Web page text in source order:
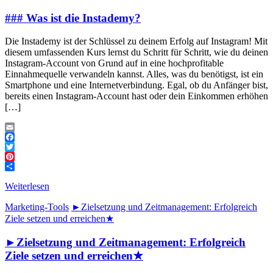
### Was ist die Instademy?
Die Instademy ist der Schlüssel zu deinem Erfolg auf Instagram! Mit
diesem umfassenden Kurs lernst du Schritt für Schritt, wie du deinen
Instagram-Account von Grund auf in eine hochprofitable
Einnahmequelle verwandeln kannst. Alles, was du benötigst, ist ein
Smartphone und eine Internetverbindung. Egal, ob du Anfänger bist,
bereits einen Instagram-Account hast oder dein Einkommen erhöhen
[…]
Email
Facebook
Twitter
Pinterest
Weiterlesen
Marketing-Tools ►Zielsetzung und Zeitmanagement: Erfolgreich
Ziele setzen und erreichen★
►Zielsetzung und Zeitmanagement: Erfolgreich
Ziele setzen und erreichen★